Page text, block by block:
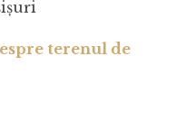
terenul de